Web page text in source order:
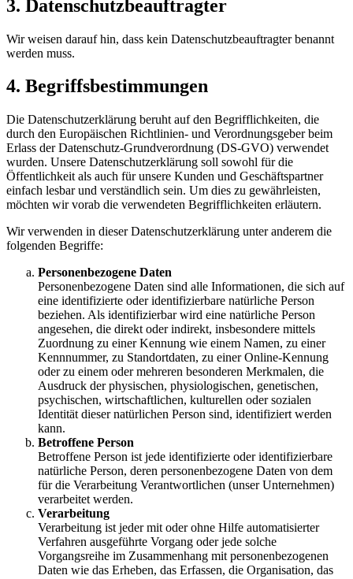
3. Datenschutzbeauftragter
Wir weisen darauf hin, dass kein Datenschutzbeauftragter benannt
werden muss.
4. Begriffsbestimmungen
Die Datenschutzerklärung beruht auf den Begrifflichkeiten, die
durch den Europäischen Richtlinien- und Verordnungsgeber beim
Erlass der Datenschutz-Grundverordnung (DS-GVO) verwendet
wurden. Unsere Datenschutzerklärung soll sowohl für die
Öffentlichkeit als auch für unsere Kunden und Geschäftspartner
einfach lesbar und verständlich sein. Um dies zu gewährleisten,
möchten wir vorab die verwendeten Begrifflichkeiten erläutern.
Wir verwenden in dieser Datenschutzerklärung unter anderem die
folgenden Begriffe:
Personenbezogene Daten
Personenbezogene Daten sind alle Informationen, die sich auf
eine identifizierte oder identifizierbare natürliche Person
beziehen. Als identifizierbar wird eine natürliche Person
angesehen, die direkt oder indirekt, insbesondere mittels
Zuordnung zu einer Kennung wie einem Namen, zu einer
Kennnummer, zu Standortdaten, zu einer Online-Kennung
oder zu einem oder mehreren besonderen Merkmalen, die
Ausdruck der physischen, physiologischen, genetischen,
psychischen, wirtschaftlichen, kulturellen oder sozialen
Identität dieser natürlichen Person sind, identifiziert werden
kann.
Betroffene Person
Betroffene Person ist jede identifizierte oder identifizierbare
natürliche Person, deren personenbezogene Daten von dem
für die Verarbeitung Verantwortlichen (unser Unternehmen)
verarbeitet werden.
Verarbeitung
Verarbeitung ist jeder mit oder ohne Hilfe automatisierter
Verfahren ausgeführte Vorgang oder jede solche
Vorgangsreihe im Zusammenhang mit personenbezogenen
Daten wie das Erheben, das Erfassen, die Organisation, das